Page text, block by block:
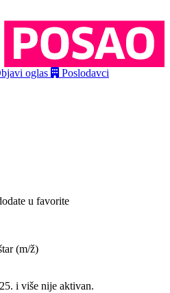
oglas Poslodavci
u favorite
(m/ž)
i više nije aktivan.